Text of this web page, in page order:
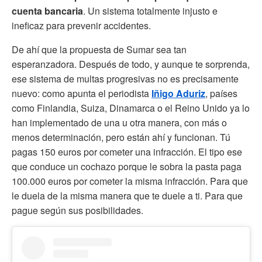
cuenta bancaria. Un sistema totalmente injusto e
ineficaz para prevenir accidentes.
De ahí que la propuesta de Sumar sea tan
esperanzadora. Después de todo, y aunque te sorprenda,
ese sistema de multas progresivas no es precisamente
nuevo: como apunta el periodista Iñigo Aduriz, países
como Finlandia, Suiza, Dinamarca o el Reino Unido ya lo
han implementado de una u otra manera, con más o
menos determinación, pero están ahí y funcionan. Tú
pagas 150 euros por cometer una infracción. El tipo ese
que conduce un cochazo porque le sobra la pasta paga
100.000 euros por cometer la misma infracción. Para que
le duela de la misma manera que te duele a ti. Para que
pague según sus posibilidades.